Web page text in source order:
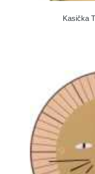
Kasička